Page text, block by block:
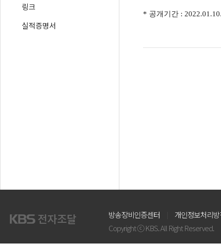
링크
실적증명서
* 공개기간 :
방송장비인증센터
개인정보처리
Copyright ⓒ KBS. All Right Reserved.